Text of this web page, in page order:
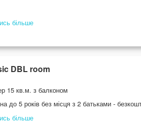
більше
DBL room
15 кв.м. з балконом
до 5 років без місця з 2 батьками -
більше